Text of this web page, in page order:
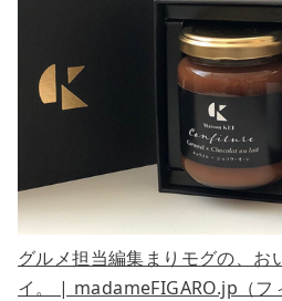
グルメ担当編集まりモグの、お
イ。 | madameFIGARO.jp（フ